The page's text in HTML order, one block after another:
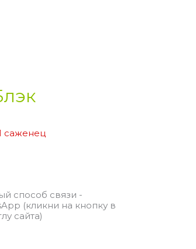
саженец
способ связи -
(кликни на кнопку в
сайта)